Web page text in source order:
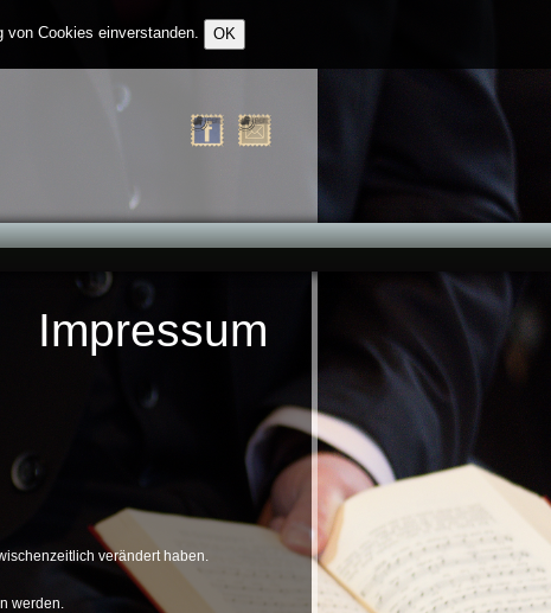
von Cookies einverstanden. OK
verändert haben.
werden.